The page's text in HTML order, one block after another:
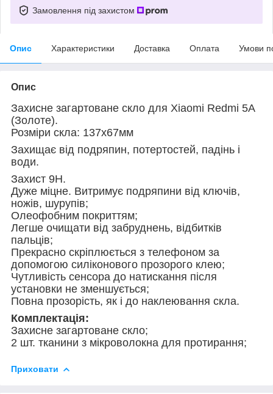
Замовлення під захистом
Опис Характеристики Доставка Оплата Умови
Опис
Захисне загартоване скло для Xiaomi Redmi 5A
(Золоте).
Розміри скла: 137х67мм
Захищає від подряпин, потертостей, падінь і
води.
Захист 9Н.
Дуже міцне. Витримує подряпини від ключів,
ножів, шурупів;
Олеофобним покриттям;
Легше очищати від забруднень, відбитків
пальців;
Прекрасно скріплюється з телефоном за
допомогою силіконового прозорого клею;
Чутливість сенсора до натискання після
установки не зменшується;
Повна прозорість, як і до наклеювання скла.
Комплектація:
Захисне загартоване скло;
2 шт. тканини з мікроволокна для протирання;
Приховати